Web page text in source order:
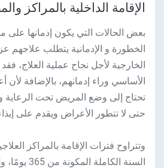
الإقامة الداخلية بالمراكز
بعض الحالات التي يكون إدمانها على
الخطورة و الإدمانية يتطلب علاجهم
الخارجية لأجل نجاح عملية العلاج،
الأساسي وراء إدمانهم، بالإضافة
تحتاج إلى وضع المريض تحت الرعاية
حتى لا تتطور الأعراض ويقدم على
وتتراوح فترات الإقامة بالمراكز
السنة